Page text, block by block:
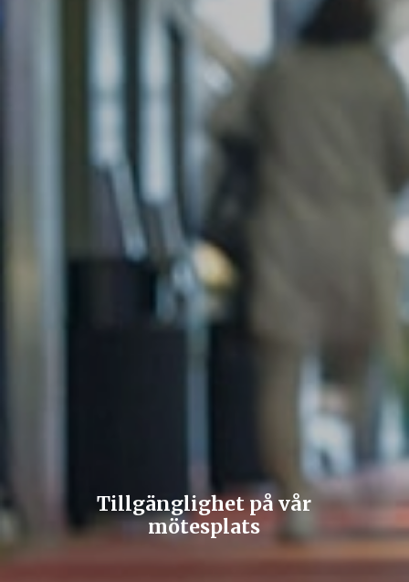
Tillgänglighet på vår
mötesplats